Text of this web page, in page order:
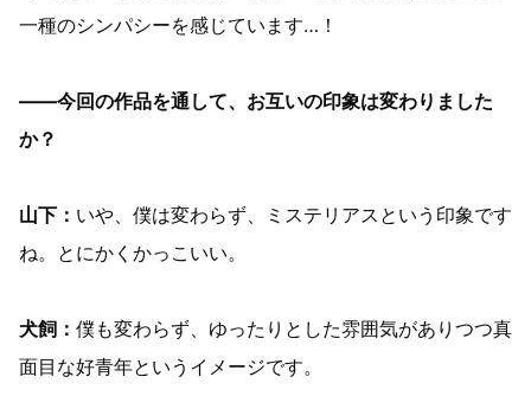
一種のシンパシーを感じています…！
――今回の作品を通して、お互いの印象は変わりました
か？
山下： いや、僕は変わらず、ミステリアスという印象です
ね。とにかくかっこいい。
犬飼： 僕も変わらず、ゆったりとした雰囲気がありつつ真
面目な好青年というイメージです。